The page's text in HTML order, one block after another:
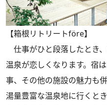
【箱根リトリートföre】
仕事がひと段落したとき
温泉が恋しくなります。宿
事、その他の施設の魅力も
湯量豊富な温泉地に行くと